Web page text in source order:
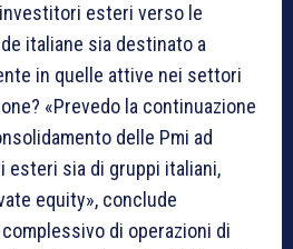
esteri verso le
italiane sia destinato a
in quelle attive nei settori
«Prevedo la continuazione
delle Pmi ad
esteri sia di gruppi italiani,
equity», conclude
di operazioni di